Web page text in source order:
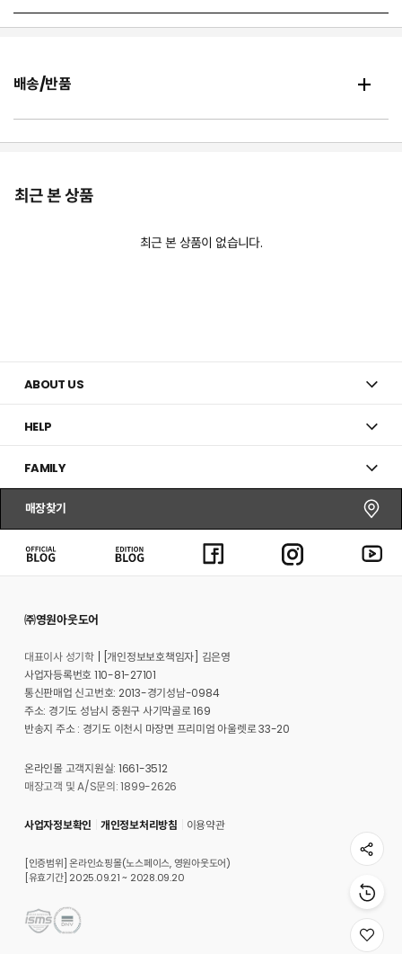
배송/반품
최근 본 상품
최근 본 상품이 없습니다.
ABOUT US
HELP
FAMILY
매장찾기
㈜영원아웃도어
대표이사 성기학
[개인정보보호책임자] 김은영
사업자등록번호 110-81-27101
통신판매업 신고번호: 2013-경기성남-0984
주소: 경기도 성남시 중원구 사기막골로 169
반송지 주소 : 경기도 이천시 마장면 프리미엄 아울렛로 33-20
온라인몰 고객지원실: 1661-3512
매장고객 및 A/S문의: 1899-2626
사업자정보확인 개인정보처리방침 이용약관
[인증범위] 온라인쇼핑몰(노스페이스, 영원아웃도어)
[유효기간] 2025.09.21 ~ 2028.09.20
위